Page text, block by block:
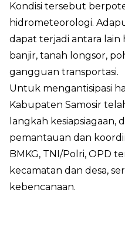
Kondisi tersebut
hidrometeorologi.
dapat terjadi antara
banjir, tanah longsor,
gangguan transportasi.
Untuk mengantisipasi
Kabupaten Samosir
langkah kesiapsiagaan,
pemantauan dan
BMKG, TNI/Polri, OPD
kecamatan dan desa,
kebencanaan.